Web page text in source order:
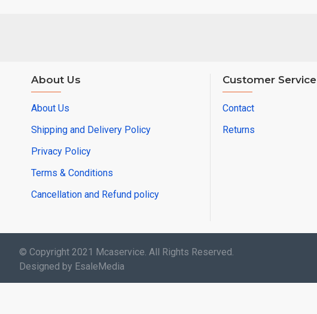
About Us
About Us
Shipping and Delivery Policy
Privacy Policy
Terms & Conditions
Cancellation and Refund policy
Customer Service
Contact
Returns
© Copyright 2021 Mcaservice. All Rights Reserved.
Designed by EsaleMedia